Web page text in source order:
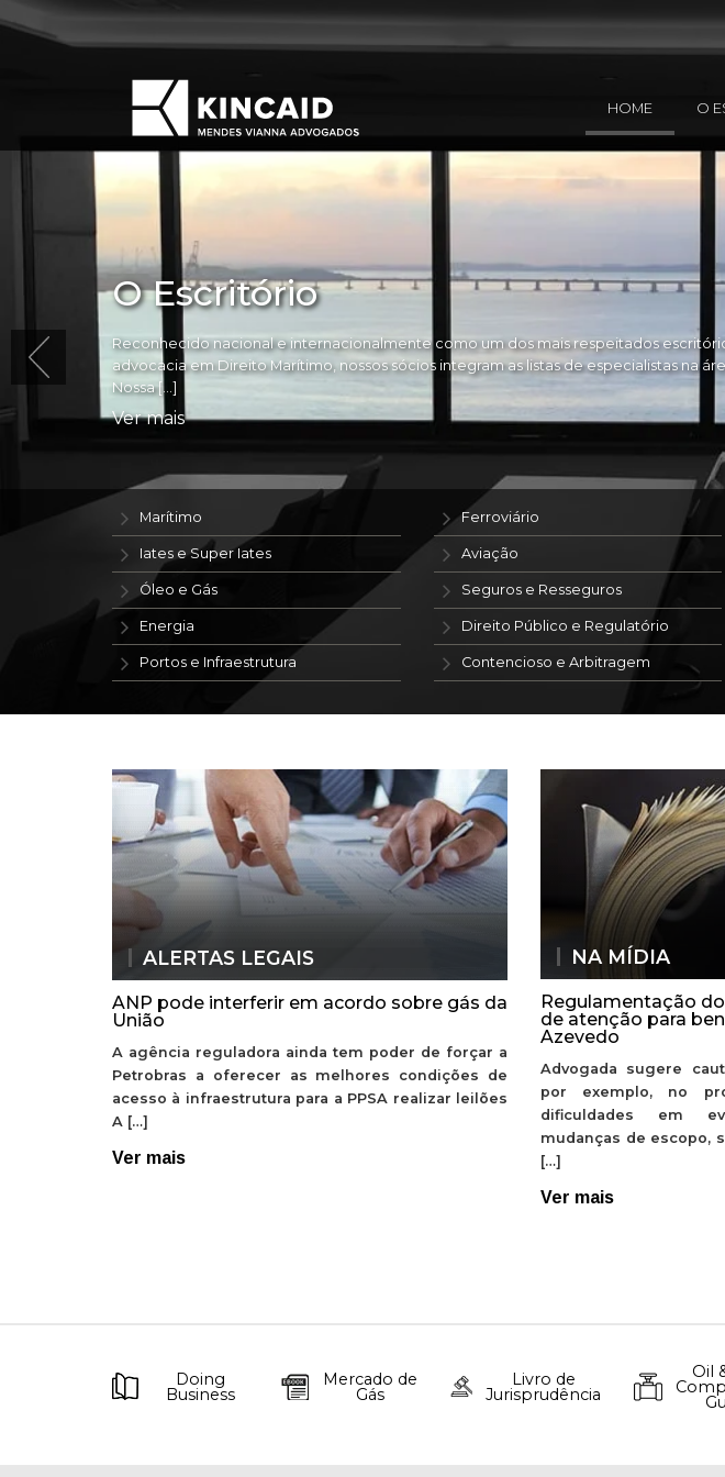
HOME O
O Escritório
Reconhecido nacional e internacionalmente como um dos mais respeitados
advocacia em Direito Marítimo, nossos sócios integram as listas de especialistas na
Nossa […]
Ver mais
Marítimo
Iates e Super Iates
Óleo e Gás
Energia
Portos e Infraestrutura
Ferroviário
Aviação
Seguros e Resseguros
Direito Público e Regulatório
Contencioso e Arbitragem
ALERTAS LEGAIS
ANP pode interferir em acordo sobre gás da
União
A agência reguladora ainda tem poder de forçar a
Petrobras a oferecer as melhores condições de
acesso à infraestrutura para a PPSA realizar leilões
A […]
Ver mais
NA MÍDIA
Regulamentação
de atenção para
Azevedo
Advogada sugere
por exemplo, no
dificuldades em
mudanças de escopo,
[…]
Ver mais
Doing
Business
Mercado de
Gás
Livro de
Jurisprudência
Oil